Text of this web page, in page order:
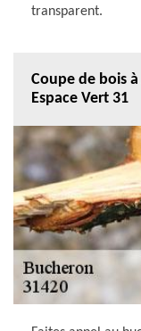
transparent.
Coupe de bois
Espace Vert 31